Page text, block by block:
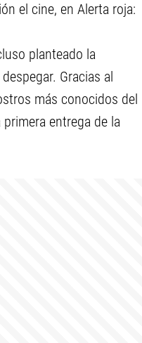
el cine, en Alerta roja:
planteado la
Gracias al
más conocidos del
entrega de la